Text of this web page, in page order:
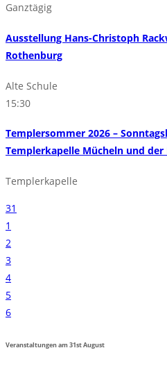
Ganztägig
Ausstellung Hans-Christoph
Rothenburg
Alte Schule
15:30
Templersommer 2026 –
Templerkapelle Mücheln und
Templerkapelle
31
1
2
3
4
5
6
Veranstaltungen am31stAugust